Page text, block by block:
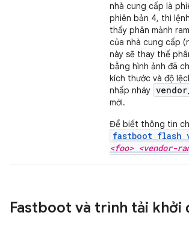
nhà cung cấp là
phiên bản 4, thì
thấy phân mảnh
của nhà cung cấp
này sẽ thay thế
bằng hình ảnh đã
kích thước và độ
nhấp nháy
mới.
Để biết thông tin
fastboot flash
<foo> <vendor-
Fastboot và trình tải khởi